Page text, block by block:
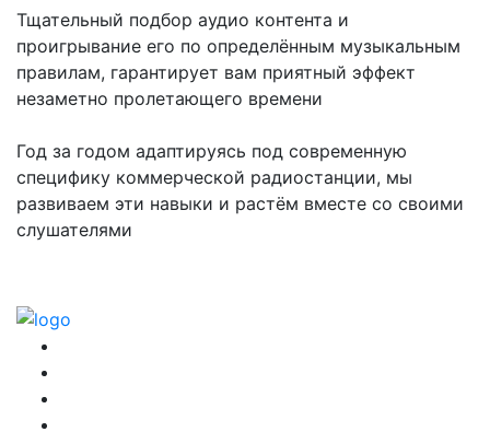
Тщательный подбор аудио контента и
проигрывание его по определённым музыкальным
правилам, гарантирует вам приятный эффект
незаметно пролетающего времени
Год за годом адаптируясь под современную
специфику коммерческой радиостанции, мы
развиваем эти навыки и растём вместе со своими
слушателями